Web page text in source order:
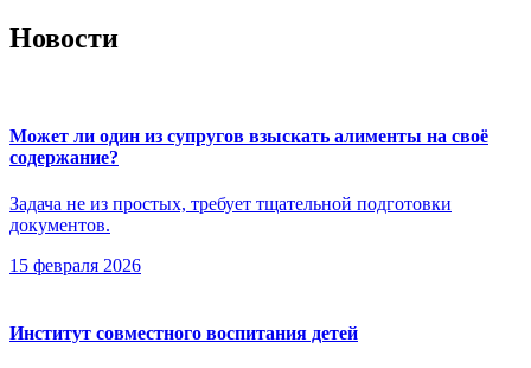
Новости
Может ли один из супругов взыскать алименты на своё
содержание?
Задача не из простых, требует тщательной подготовки
документов.
15 февраля 2026
Институт совместного воспитания детей